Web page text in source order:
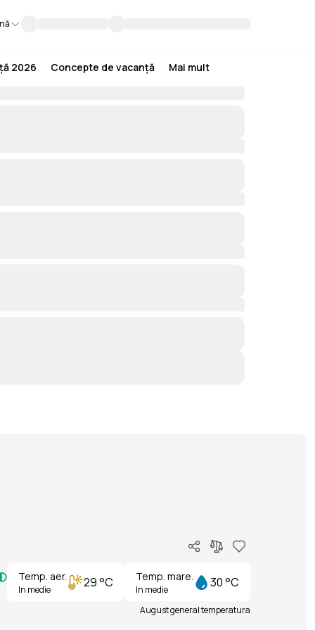
2026 Concepte de vacanță Mai mult
Temp. aer.
In medie 29 °C Temp. mare.
In medie 30 °C
August general temperatura